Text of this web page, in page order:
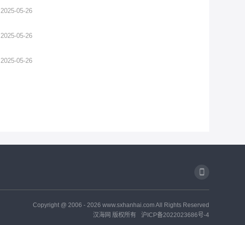
2025-05-26
2025-05-26
2025-05-26
Copyright @ 2006 - 2026 www.sxhanhai.com All Rights Reserved
汉海网 版权所有
沪ICP备2022023686号-4